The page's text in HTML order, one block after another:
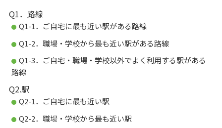
Q1．路線
Q1-1．ご自宅に最も近い駅がある路線
Q1-2．職場・学校から最も近い駅がある路線
Q1-3．ご自宅・職場・学校以外でよく利用する駅がある
路線
Q2.駅
Q2-1．ご自宅に最も近い駅
Q2-2．職場・学校から最も近い駅